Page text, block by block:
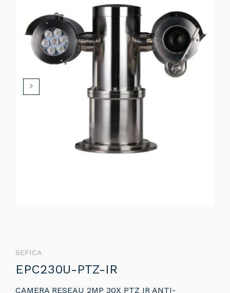
SEFICA
EPC230U-PTZ-IR
CAMERA RESEAU 2MP 30X PTZ IR ANTI-